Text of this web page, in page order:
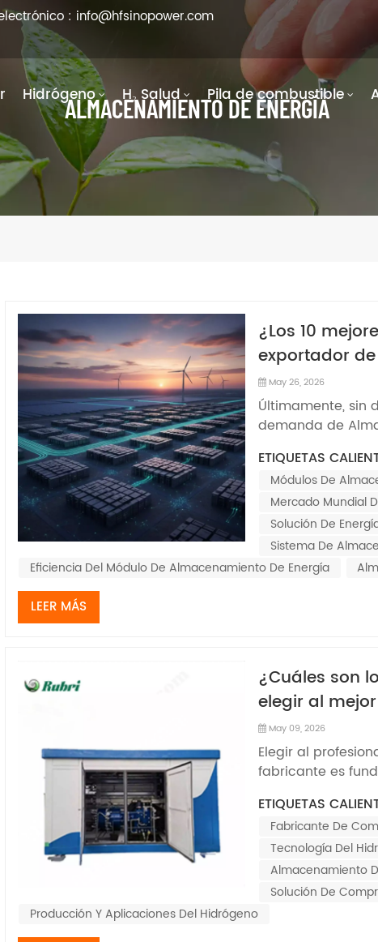
: info@hfsinopower.com
Hidrógeno H₂ Salud Pila de combustible
ALMACENAMIENTO DE ENERGÍA
¿Los 10
exportador
de energía?
May 26, 2026
Últimamente, sin
demanda de
almacenamiento
2040,
principalmente
ETIQUETAS
Módulos De
Mercado Mundial
Solución De
Sistema De
Eficiencia Del Módulo De Almacenamiento De Energía
LEER MÁS
¿Cuáles son
elegir al
hidrógeno
May 09, 2026
Elegir al
fabricante es
un crecimiento
alcance los 200
informe del
ETIQUETAS
Fabricante De
Tecnología Del
Almacenamiento
Solución De
Producción Y Aplicaciones Del Hidrógeno